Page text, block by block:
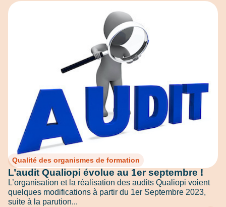
Qualité des organismes de formation
L’audit Qualiopi évolue au 1er septembre !
L’organisation et la réalisation des audits Qualiopi voient
quelques modifications à partir du 1er Septembre 2023,
suite à la parution...